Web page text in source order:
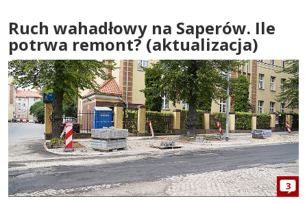
Ruch wahadłowy na Saperów. Ile
potrwa remont? (aktualizacja)
3